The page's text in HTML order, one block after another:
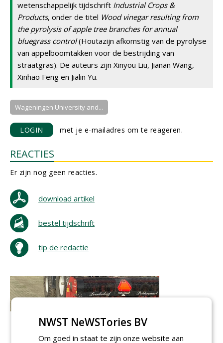
wetenschappelijk tijdschrift Industrial Crops &
Products, onder de titel Wood vinegar resulting from
the pyrolysis of apple tree branches for annual
bluegrass control(Houtazijn afkomstig van de pyrolyse
van appelboomtakken voor de bestrijding van
straatgras). De auteurs zijn Xinyou Liu, Jianan Wang,
Xinhao Feng en Jialin Yu.
Wageningen University and...
LOGIN met je e-mailadres om te reageren.
REACTIES
Er zijn nog geen reacties.
download artikel
bestel tijdschrift
tip de redactie
NWST NeWSTories BV
Om goed in staat te zijn onze website aan